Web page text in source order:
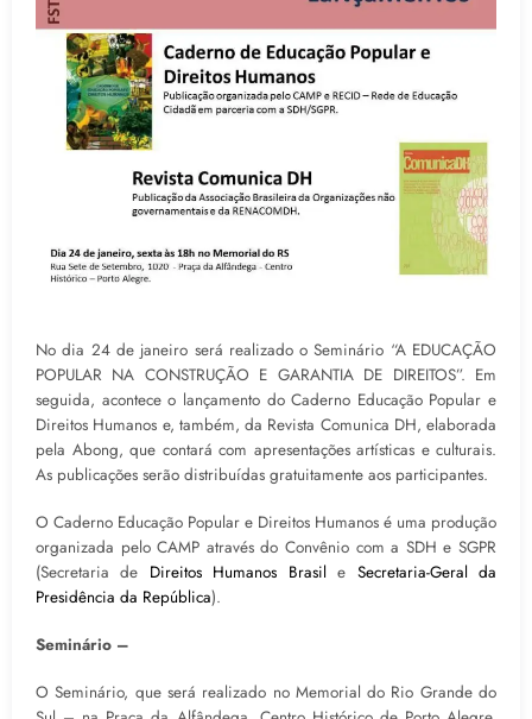
No dia 24 de janeiro será realizado o Seminário “A EDUCAÇÃO
POPULAR NA CONSTRUÇÃO E GARANTIA DE DIREITOS”. Em
seguida, acontece o lançamento do Caderno Educação Popular e
Direitos Humanos e, também, da Revista Comunica DH, elaborada
pela Abong, que contará com apresentações artísticas e culturais.
As publicações serão distribuídas gratuitamente aos participantes.
O Caderno Educação Popular e Direitos Humanos é uma produção
organizada pelo CAMP através do Convênio com a SDH e SGPR
(Secretaria de Direitos Humanos Brasil e Secretaria-Geral da
Presidência da República).
Seminário –
O Seminário, que será realizado no Memorial do Rio Grande do